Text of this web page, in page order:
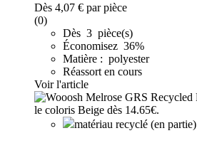
Dès 4,07 € par pièce
(0)
Dès 3 pièce(s)
Économisez 36%
Matière : polyester
Réassort en cours
Voir l'article
matériau recyclé (en partie)